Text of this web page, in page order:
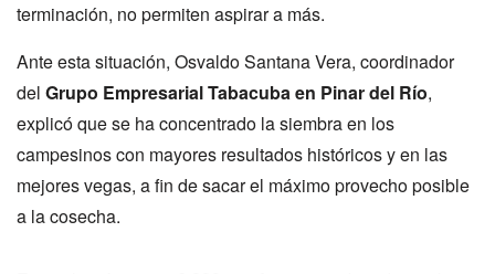
terminación, no permiten aspirar a más.
Ante esta situación, Osvaldo Santana Vera, coordinador
del Grupo Empresarial Tabacuba en Pinar del Río,
explicó que se ha concentrado la siembra en los
campesinos con mayores resultados históricos y en las
mejores vegas, a fin de sacar el máximo provecho posible
a la cosecha.